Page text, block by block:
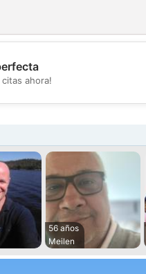
💕
ahora!
56 años
Meilen